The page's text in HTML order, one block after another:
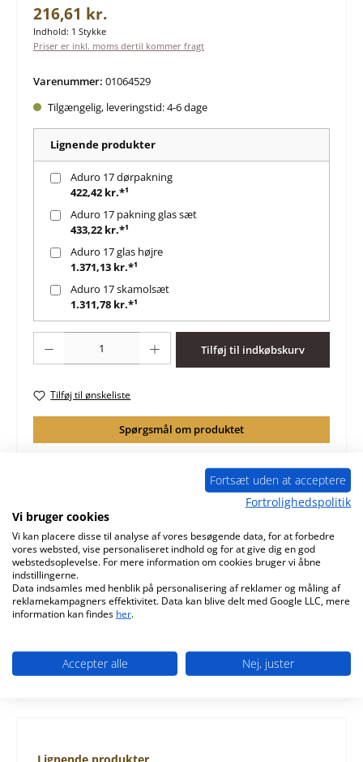
Almindelig pris:
216,61 kr.
Indhold: 1 Stykke
Priser er inkl. moms dertil kommer fragt
Varenummer: 01064529
Tilgængelig, leveringstid: 4-6 dage
Lignende produkter
Aduro 17 dørpakning
422,42 kr.*¹
Aduro 17 pakning glas sæt
433,22 kr.*¹
Aduro 17 glas højre
1.371,13 kr.*¹
Aduro 17 skamolsæt
1.311,78 kr.*¹
Tilføj til indkøbskurv
Tilføj til ønskeliste
Spørgsmål om produktet
Beskrivelse
original sidesten venstre til brændeovn Aduro 17 Aduro
17 sidesten venstre nøgledata: brændkammersten,
ildkammersten mål…
Karakteristika
Spring produktgalleriet over
Lignende produkter
Fortsæt uden at acceptere
Fortrolighedspolitik
Vi bruger cookies
Vi kan placere disse til analyse af vores besøgende data, for at forbedre
vores websted, vise personaliseret indhold og for at give dig en god
webstedsoplevelse. For mere information om cookies bruger vi åbne
indstillingerne.
Data indsamles med henblik på personalisering af reklamer og måling af
reklamekampagners effektivitet. Data kan blive delt med Google LLC, mere
information kan findes her.
Accepter alle Nej, juster